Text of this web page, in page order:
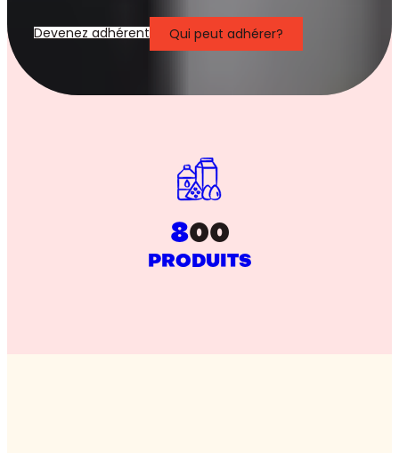
Devenez adhérent Qui peut adhérer?
800
PRODUITS